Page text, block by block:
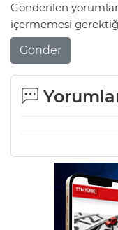
Gönderilen
içermemesi
Gönder